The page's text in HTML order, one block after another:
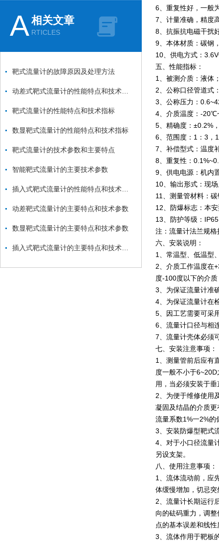
A相关文章
RTICLES
靶式流量计的故障原因及处理方法
靶式流量计的性能特点和技术指标
数显靶式流量计的性能特点和技术指标
靶式流量计的技术参数和主要特点
智能靶式流量计的主要技术参数
动差靶式流量计的主要特点和技术参数
数显靶式流量计的主要特点和技术参数
6、重复性好，一般
7、计量准确，精度
8、抗振抗电磁干扰
9、本体材质：碳钢
10、供电方式：
五、性能指标：
1、被测介质：液体
2、公称口径管道式
3、公称压力：
4、介质温度：-
5、精确度：±0.2%
6、范围度：1：3，
7、补偿型式：温度
8、重复性：
9、供电电源：机内
10、输出形式：现
11、测量管材料：
12、防爆标志：本
13、防护等级：
注：流量计法兰规
六、安装说明：
1、常温型、低温型
2、介质工作温度在
度-100度以下的介
3、为保证流量计准
4、为保证流量计在
5、因工艺需要可采
6、流量计口径与相
7、流量计壳体必须
七、安装注意事项：
1、测量管前后应有
度一般不小于
用，当必须安装于
2、为便于维修使用
凝固及结晶的介质
流量系数1%一2%的
3、安装防爆型靶式
4、对于小口径流量
另设支架。
八、使用注意事项：
1、流体流动前，应
体缓慢增加，切忌
2、流量计长期运行
向的砝码重力，调
点的基本误差和线
3、流体作用于靶板